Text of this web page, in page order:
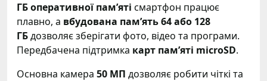
ГБ оперативної пам’яті смартфон працює
плавно, а вбудована пам’ять 64 або 128
ГБдозволяє зберігати фото, відео та програми.
Передбачена підтримка карт пам’яті microSD.
Основна камера 50 МП дозволяє робити чіткі та